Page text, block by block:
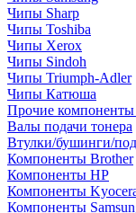
Чипы Sharp
Чипы Toshiba
Чипы Xerox
Чипы Sindoh
Чипы Triumph-Adler
Чипы Катюша
Прочие компоненты
Валы подачи тонера
Втулки/бушинги/
Компоненты Brother
Компоненты HP
Компоненты
Компоненты